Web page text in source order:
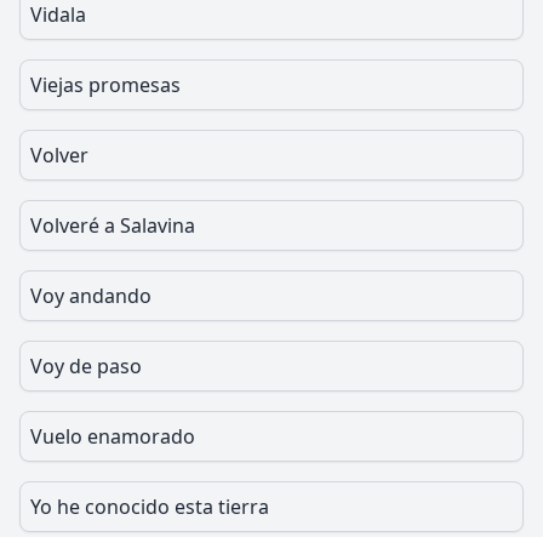
Vidala
Viejas promesas
Volver
Volveré a Salavina
Voy andando
Voy de paso
Vuelo enamorado
Yo he conocido esta tierra